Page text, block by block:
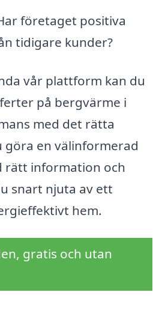
företaget positiva
tidigare kunder?
vår plattform kan du
på bergvärme i
med det rätta
en välinformerad
rätt information och
snart njuta av ett
hem.
gratis och utan